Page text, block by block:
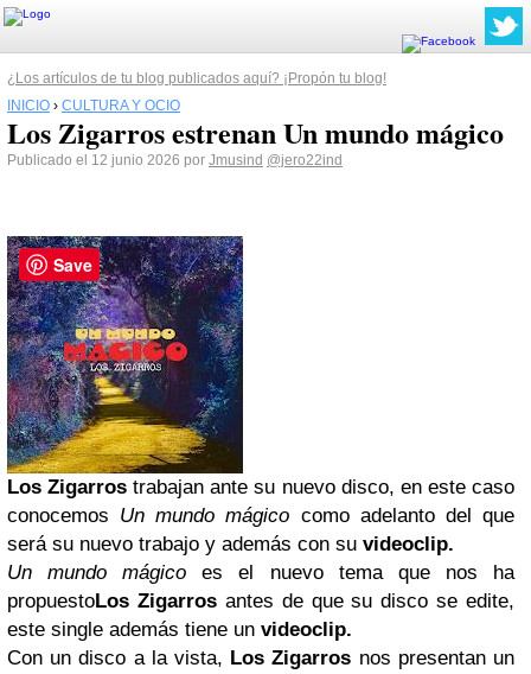
¿Los artículos de tu blog publicados aquí? ¡Propón tu blog!
INICIO › CULTURA Y OCIO
Los Zigarros estrenan Un mundo mágico
Publicado el 12 junio 2026 por Jmusind @jero22ind
Los Zigarrostrabajan ante su nuevo disco, en este caso
conocemos Un mundo mágico como adelanto del que
será su nuevo trabajo y además con su videoclip.
Un mundo mágicoes el nuevo tema que nos ha
propuestoLos Zigarros antes de que su disco se edite,
este single además tiene un videoclip.
Con un disco a la vista, Los Zigarros nos presentan un
Save